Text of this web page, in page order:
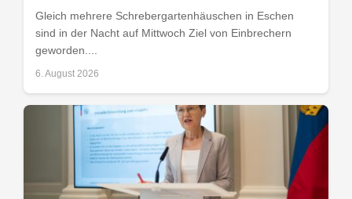
Gleich mehrere Schrebergartenhäuschen in Eschen
sind in der Nacht auf Mittwoch Ziel von Einbrechern
geworden....
6. August 2026